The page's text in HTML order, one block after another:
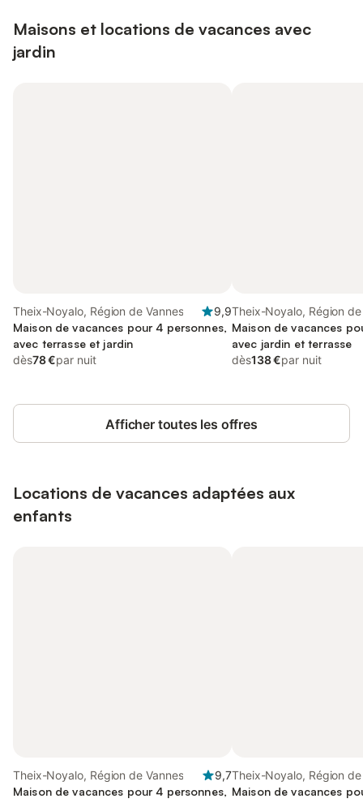
Maisons et locations de vacances avec
jardin
Theix-Noyalo, Région de Vannes
9,9
Maison de vacances pour 4 personnes,
avec terrasse et jardin
dès78 €par nuit
Theix-Noyalo, Région de
Maison de vacances
avec jardin et terrasse
dès138 €par nuit
Afficher toutes les offres
Locations de vacances adaptées aux
enfants
Theix-Noyalo, Région de Vannes
9,7
Maison de vacances pour 4 personnes,
Theix-Noyalo, Région de
Maison de vacances